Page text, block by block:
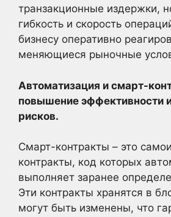
транзакционные издержки,
гибкость и скорость
бизнесу оперативно
меняющиеся рыночные
Автоматизация и смарт-
повышение эффективности
рисков.
Смарт-контракты – это
контракты, код которых
выполняет заранее
Эти контракты хранятся в
могут быть изменены, что